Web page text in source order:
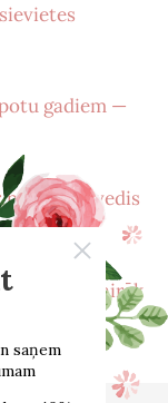
gadiem —
ceļvedis
– un pat vairāk